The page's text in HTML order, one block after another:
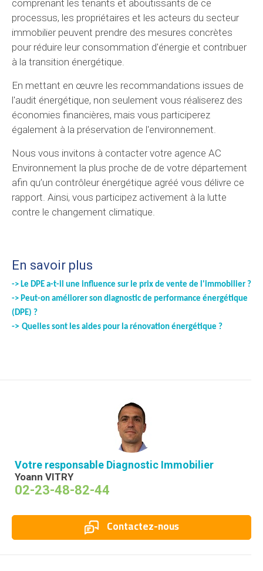
comprenant les tenants et aboutissants de ce
processus, les propriétaires et les acteurs du secteur
immobilier peuvent prendre des mesures concrètes
pour réduire leur consommation d'énergie et contribuer
à la transition énergétique.
En mettant en œuvre les recommandations issues de
l'audit énergétique, non seulement vous réaliserez des
économies financières, mais vous participerez
également à la préservation de l'environnement.
Nous vous invitons à contacter votre agence AC
Environnement la plus proche de de votre département
afin qu’un contrôleur énergétique agréé vous délivre ce
rapport. Ainsi, vous participez activement à la lutte
contre le changement climatique.
En savoir plus
-> Le DPE a-t-il une influence sur le prix de vente de l'immobilier ?
-> Peut-on améliorer son diagnostic de performance énergétique
(DPE) ?
-> Quelles sont les aides pour la rénovation énergétique ?
Votre responsable Diagnostic Immobilier
Yoann VITRY
02-23-48-82-44
Contactez-nous